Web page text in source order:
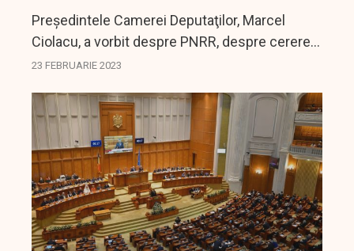
Preşedintele Camerei Deputaţilor, Marcel
Ciolacu, a vorbit despre PNRR, despre cererea
de plată numărul 2, dar și despre altele.
23 FEBRUARIE 2023